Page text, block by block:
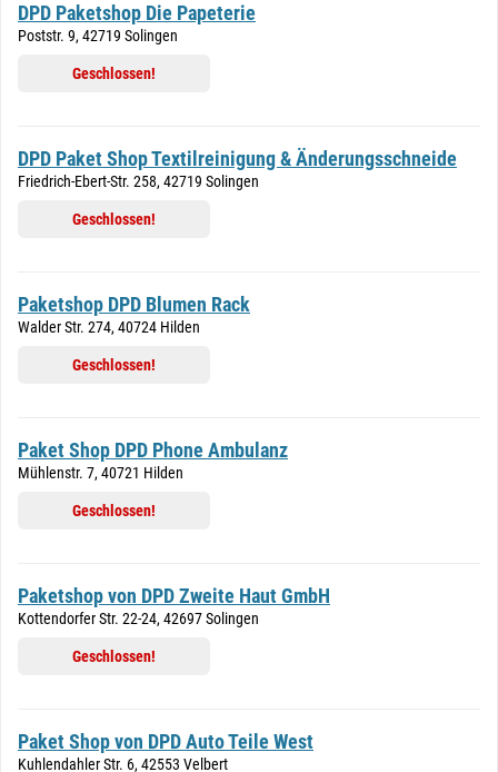
DPD Paketshop Die Papeterie
Poststr. 9, 42719 Solingen
Geschlossen!
DPD Paket Shop Textilreinigung & Änderungsschneide
Friedrich-Ebert-Str. 258, 42719 Solingen
Geschlossen!
Paketshop DPD Blumen Rack
Walder Str. 274, 40724 Hilden
Geschlossen!
Paket Shop DPD Phone Ambulanz
Mühlenstr. 7, 40721 Hilden
Geschlossen!
Paketshop von DPD Zweite Haut GmbH
Kottendorfer Str. 22-24, 42697 Solingen
Geschlossen!
Paket Shop von DPD Auto Teile West
Kuhlendahler Str. 6, 42553 Velbert